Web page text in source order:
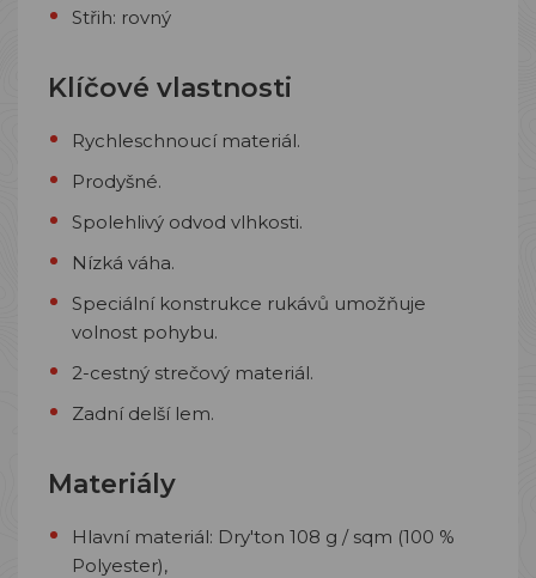
Střih: rovný
Klíčové vlastnosti
Rychleschnoucí materiál.
Prodyšné.
Spolehlivý odvod vlhkosti.
Nízká váha.
Speciální konstrukce rukávů umožňuje
volnost pohybu.
2-cestný strečový materiál.
Zadní delší lem.
Materiály
Hlavní materiál: Dry'ton 108 g / sqm (100 %
Polyester),